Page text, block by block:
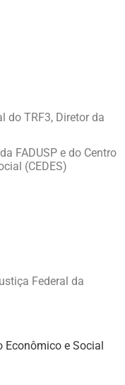
do TRF3, Diretor da
FADUSP e do Centro
(CEDES)
Federal da
Econômico e Social